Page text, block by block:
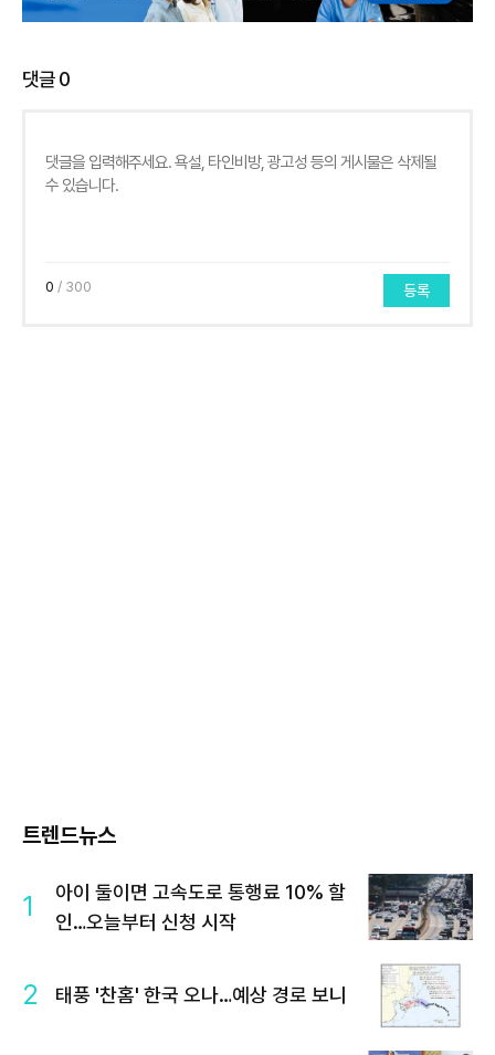
댓글0
0 / 300 등록
트렌드뉴스
1
아이 둘이면 고속도로 통행료 10% 할
인…오늘부터 신청 시작
2 태풍 '찬홈' 한국 오나…예상 경로 보니